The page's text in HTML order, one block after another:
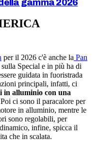
gamma 2026
per il 2026 c'è anche la Pan
sulla Special e in più ha di
guidata in fuoristrada
principali, infatti, ci
in alluminio con una
ci sono il paracalore per
in alluminio, mentre le
sono regolabili, per
infine, spicca il
che in scalata.